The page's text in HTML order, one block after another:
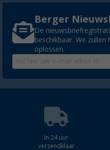
Berger
De
beschikbaar. We
oplossen.
In 24 uur
verzendklaar